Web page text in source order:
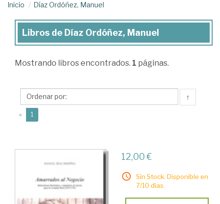
Inicio Díaz Ordóñez, Manuel
Libros
Díaz
Manuel
Libros de Díaz Ordóñez, Manuel
Mostrando libros encontrados. 1 páginas.
↑
« 1
12,00 €
Sin Stock. Disponible en
7/10 días.